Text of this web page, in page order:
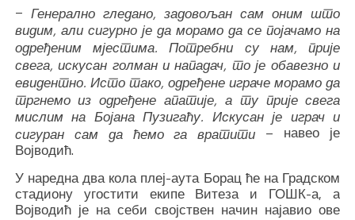
– Генерално гледано, задовољан сам оним што
видим, али сигурно је да морамо да се појачамо на
одређеним мјестима. Потребни су нам, прије
свега, искусан голман и нападач, то је обавезно и
евидентно. Исто тако, одређене играче морамо да
тргнемо из одређене апатије, а ту прије свега
мислим на Бојана Пузигаћу. Искусан је играч и
сигуран сам да ћемо га вратити – навео је
Војводић.
У наредна два кола плеј-аута Борац ће на Градском
стадиону угостити екипе Витеза и ГОШК-а, а
Војводић је на себи својствен начин најавио ове